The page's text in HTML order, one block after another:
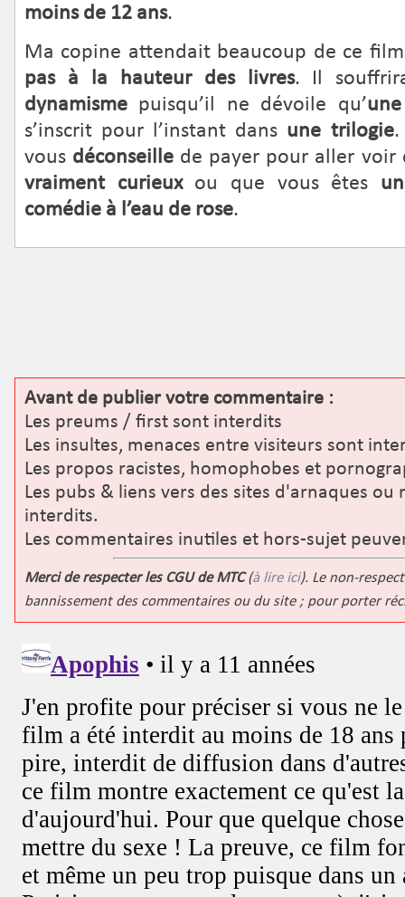
moins de 12 ans.
Ma copine attendait beaucoup de ce
pas à la hauteur des livres. Il
dynamisme puisqu’il ne dévoile qu’
s’inscrit pour l’instant dans une trilogie.
vous déconseille de payer pour aller voir
vraiment curieuxou que vous êtes
comédie à l’eau de rose.
Avant de publier votre commentaire :
Les preums / first sont interdits
Les insultes, menaces entre visiteurs sont
Les propos racistes, homophobes et
Les pubs & liens vers des sites d'arnaques
interdits.
Les commentaires inutiles et hors-sujet
Merci de respecter les CGU de MTC(à lire ici). Le non-
bannissement des commentaires ou du site ; pour porter